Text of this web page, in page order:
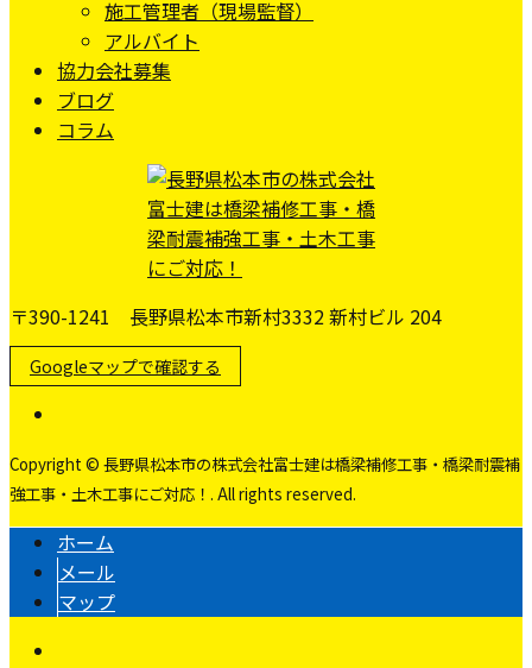
施工管理者（現場監督）
アルバイト
協力会社募集
ブログ
コラム
〒390-1241 長野県松本市新村3332 新村ビル 204
Googleマップで確認する
Copyright © 長野県松本市の株式会社富士建は橋梁補修工事・橋梁耐震補
強工事・土木工事にご対応！. All rights reserved.
ホーム
メール
マップ